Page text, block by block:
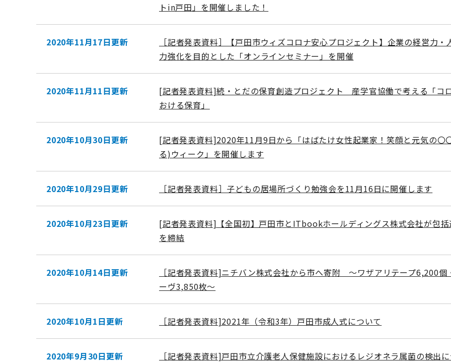
トin戸田」を開催しました！
2020年11月17日更新
［記者発表資料］【戸田市ウィズコロナ安心プロジェクト】企業の経営力・
力強化を目的とした「オンラインセミナー」を開催
2020年11月11日更新
[記者発表資料]続・とだの保育創造プロジェクト 産学官協働で考える「コ
おける保育」
2020年10月30日更新
[記者発表資料]2020年11月9日から「はばたけ女性起業家！笑顔と元気の〇
る)ウィーク」を開催します
2020年10月29日更新 ［記者発表資料］子どもの居場所づくり勉強会を11月16日に開催します
2020年10月23日更新
[記者発表資料]【全国初】戸田市とITbookホールディングス株式会社が包括
を締結
2020年10月14日更新
［記者発表資料]ニチバン株式会社から市へ寄附 ～ワザアリテープ6,200個
ーヴ3,850枚～
2020年10月1日更新 ［記者発表資料]2021年（令和3年）戸田市成人式について
2020年9月30日更新 ［記者発表資料]戸田市立介護老人保健施設におけるレジオネラ属菌の検出